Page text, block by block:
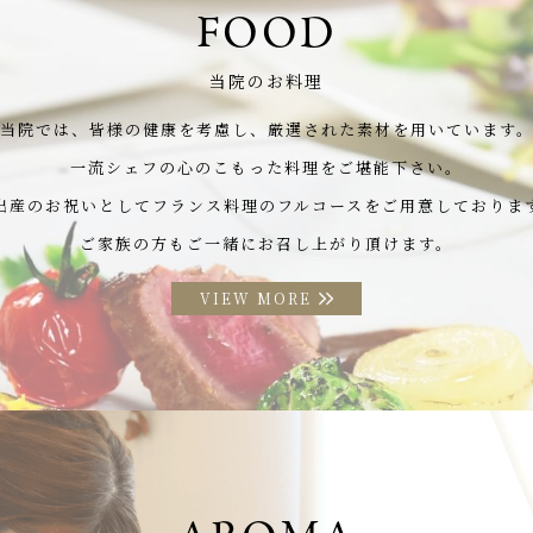
FOOD
当院のお料理
当院では、皆様の健康を考慮し、 厳選された素材を用いています。
一流シェフの心のこもった料理をご堪能下さい。
産のお祝いとして フランス料理のフルコースをご用意しておりま
ご家族の方もご一緒にお召し上がり頂けます。
VIEW MORE